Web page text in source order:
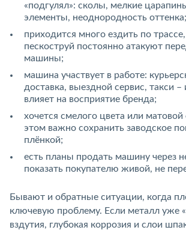
«подгулял»: сколы, мелкие
элементы, неоднородность оттенка;
приходится много ездить по
пескоструй постоянно атакуют
машины;
машина участвует в работе:
доставка, выездной сервис, такси
влияет на восприятие бренда;
хочется смелого цвета или
этом важно сохранить заводское
плёнкой;
есть планы продать машину через
показать покупателю живой, не
Бывают и обратные ситуации, когда
ключевую проблему. Если металл уже
вздутия, глубокая коррозия и слои